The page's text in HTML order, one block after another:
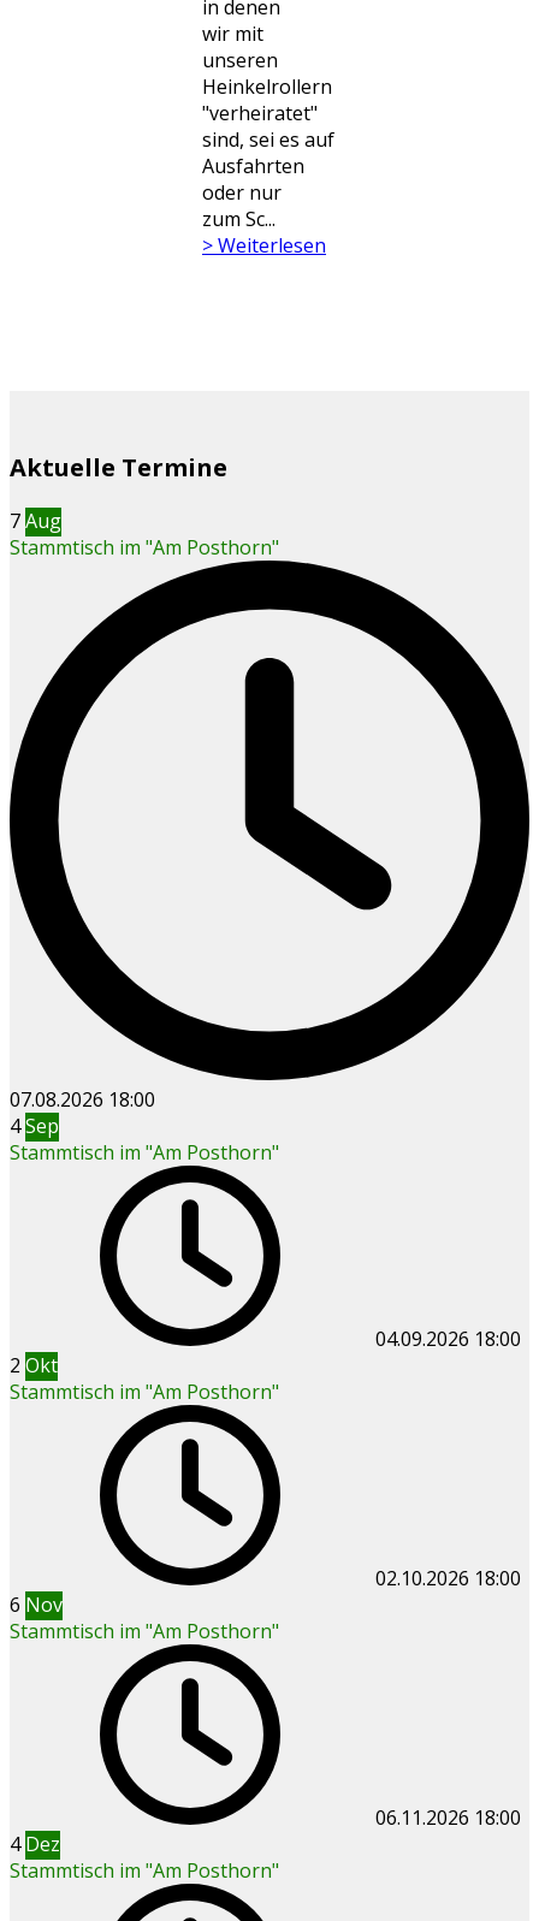
in denen
wir mit
unseren
Heinkelrollern
"verheiratet"
sind, sei es auf
Ausfahrten
oder nur
zum Sc...
> Weiterlesen
Aktuelle Termine
7Aug
Stammtisch im "Am Posthorn"
07.08.2026 18:00
4Sep
Stammtisch im "Am Posthorn"
04.09.2026 18:00
2 Okt
Stammtisch im "Am Posthorn"
02.10.2026 18:00
6 Nov
Stammtisch im "Am Posthorn"
06.11.2026 18:00
4 Dez
Stammtisch im "Am Posthorn"